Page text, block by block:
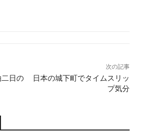
日の
次の記事
日本の城下町でタイムスリッ
プ気分